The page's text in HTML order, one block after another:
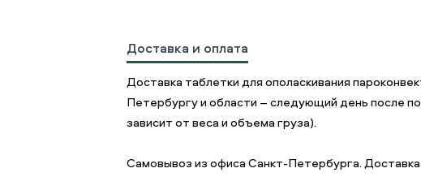
Доставка и оплата
Доставка таблетки для ополаскивания
Петербургу и области – следующий день после
зависит от веса и объема груза).
Самовывоз из офиса Санкт-Петербурга.